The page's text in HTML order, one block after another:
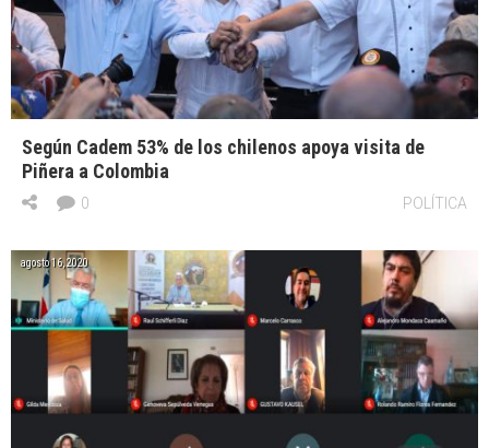
Según Cadem 53% de los chilenos apoya visita de
Piñera a Colombia
POLÍTICA
0
agosto 16, 2020